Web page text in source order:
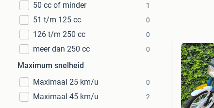
50 cc of minder
1
51 t/m 125 cc 0
126 t/m 250 cc 0
meer dan 250 cc 0
Maximum snelheid
Maximaal 25 km/u
0
Maximaal 45 km/u 2